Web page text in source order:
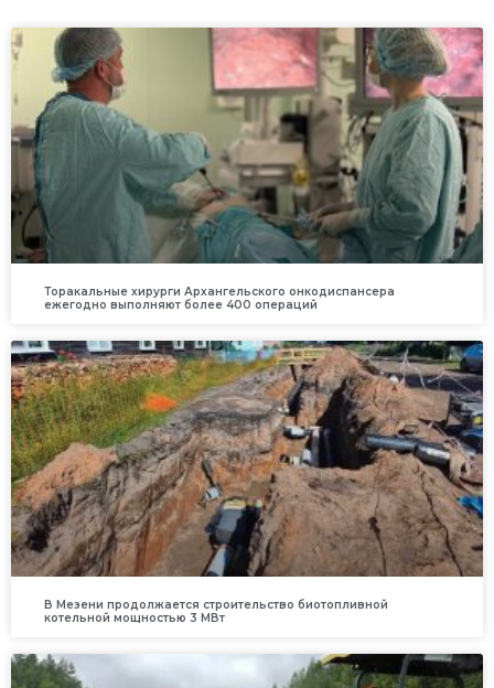
Торакальные хирурги Архангельского онкодиспансера
ежегодно выполняют более 400 операций
В Мезени продолжается строительство биотопливной
котельной мощностью 3 МВт